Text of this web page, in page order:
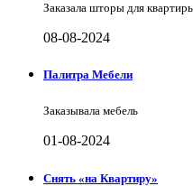
Заказала шторы для
08-08-2024
Палитра Мебели
Заказывала мебель
01-08-2024
Снять «на Квартиру»